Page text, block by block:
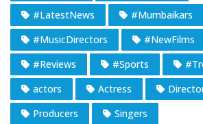
#LatestNews
#Mumbaikars
#MusicDirectors
#NewFilms
#Reviews
#Sports
actors
Actress
Producers
Singers